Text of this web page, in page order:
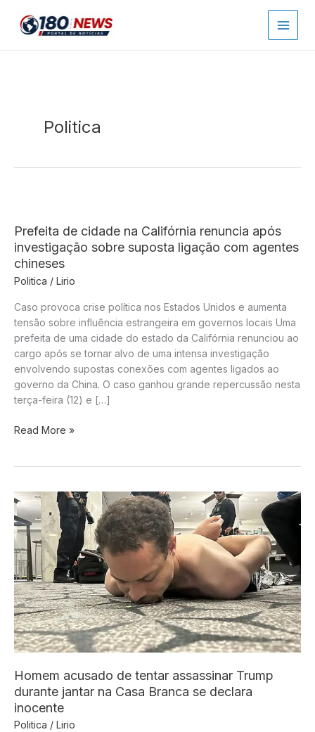
para
Politica
Prefeita de cidade na Califórnia renuncia após
investigação sobre suposta ligação com agentes
chineses
Politica / Lirio
Caso provoca crise política nos Estados Unidos e aumenta
tensão sobre influência estrangeira em governos locais Uma
prefeita de uma cidade do estado da Califórnia renunciou ao
cargo após se tornar alvo de uma intensa investigação
envolvendo supostas conexões com agentes ligados ao
governo da China. O caso ganhou grande repercussão nesta
terça-feira (12) e […]
Prefeita
Califórnia
renuncia
após
investigação
sobre
suposta
ligação
com
agentes
chineses
Read More »
Homem acusado de tentar assassinar Trump
durante jantar na Casa Branca se declara
inocente
Politica / Lirio